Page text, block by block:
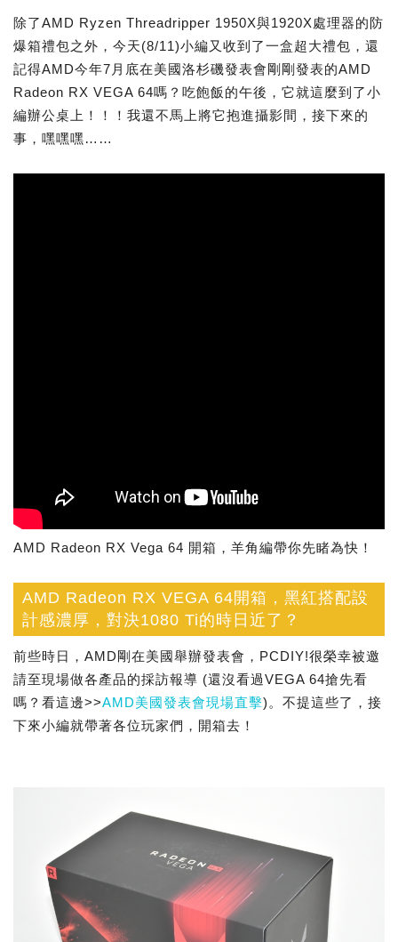
除了AMD Ryzen Threadripper 1950X與1920X處理器的防
爆箱禮包之外，今天(8/11)小編又收到了一盒超大禮包，還
記得AMD今年7月底在美國洛杉磯發表會剛剛發表的AMD
Radeon RX VEGA 64嗎？吃飽飯的午後，它就這麼到了小
編辦公桌上！！！我還不馬上將它抱進攝影間，接下來的
事，嘿嘿嘿……
AMD Radeon RX Vega 64 開箱，羊角編帶你先睹為快！
AMD Radeon RX VEGA 64開箱，黑紅搭配設
計感濃厚，對決1080 Ti的時日近了？
前些時日，AMD剛在美國舉辦發表會，PCDIY!很榮幸被邀
請至現場做各產品的採訪報導 (還沒看過VEGA 64搶先看
嗎？看這邊>>AMD美國發表會現場直擊)。不提這些了，接
下來小編就帶著各位玩家們，開箱去！